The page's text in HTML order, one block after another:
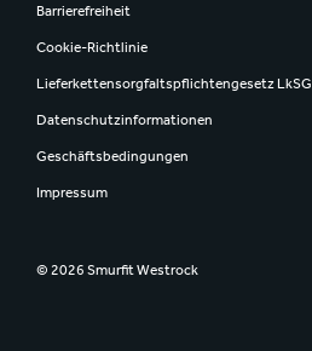
Barrierefreiheit
Cookie-Richtlinie
Lieferkettensorgfaltspflichtengesetz LkSG
Datenschutzinformationen
Geschäftsbedingungen
Impressum
© 2026 Smurfit Westrock